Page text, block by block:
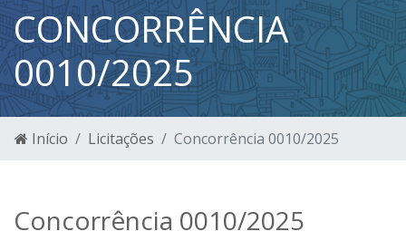
CONCORRÊNCIA
0010/2025
Início Licitações Concorrência 0010/2025
Concorrência 0010/2025